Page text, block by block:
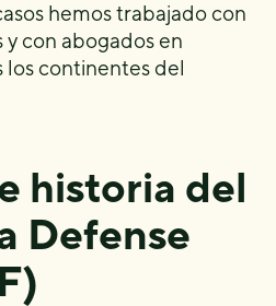
hemos trabajado con
y con abogados en
continentes del
historia del
Defense